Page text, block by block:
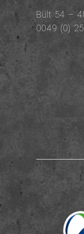
Bült 54 –
0049 (0)